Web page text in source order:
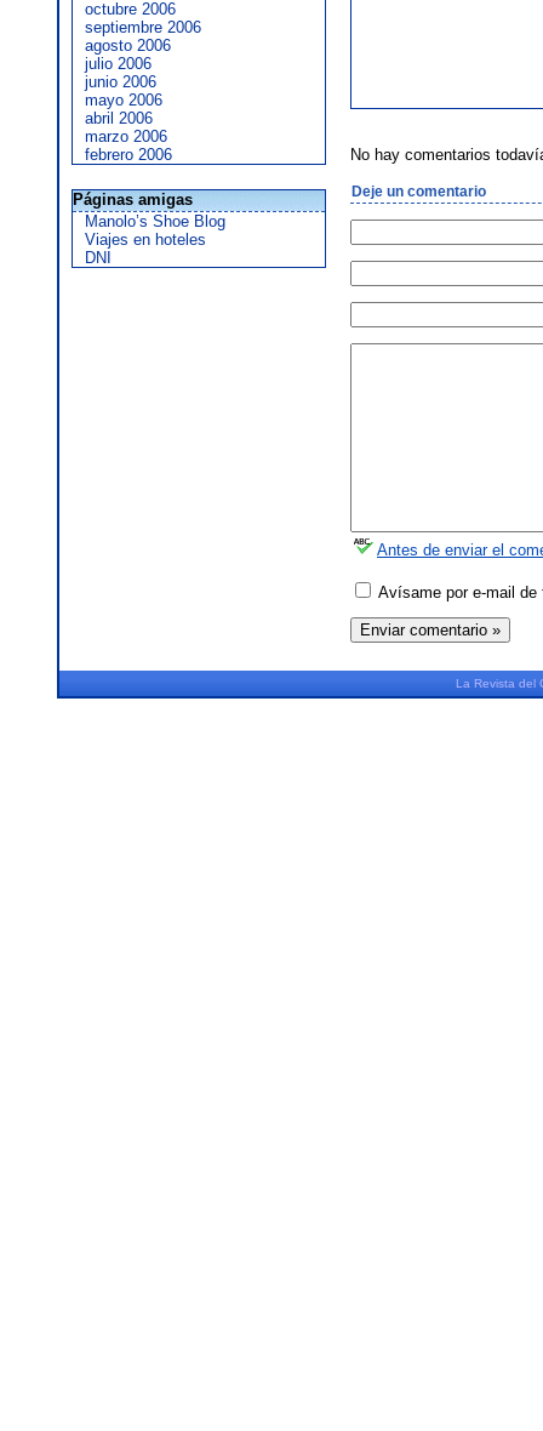
octubre 2006
septiembre 2006
agosto 2006
julio 2006
junio 2006
mayo 2006
abril 2006
marzo 2006
febrero 2006
Páginas amigas
Manolo’s Shoe Blog
Viajes en hoteles
DNI
No hay comentarios
Deje un comentario
Antes de enviar el
Avísame por e-mail de
La Revista del